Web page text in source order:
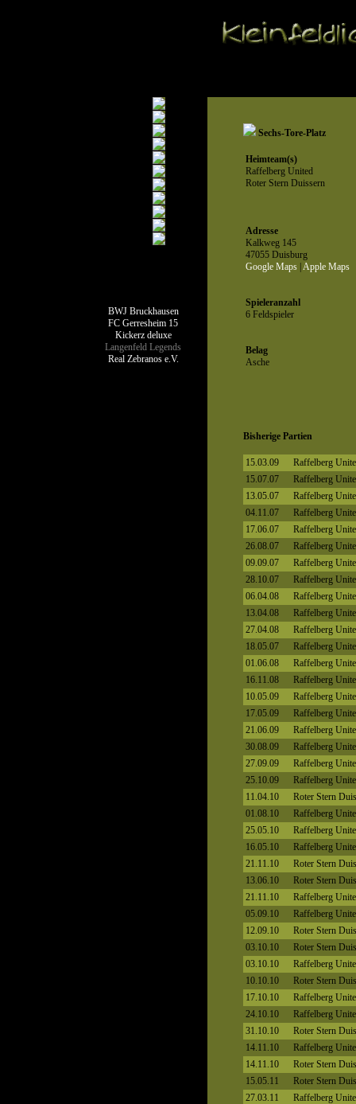
BWJ Bruckhausen
FC Gerresheim 15
Kickerz deluxe
Langenfeld Legends
Real Zebranos e.V.
Sechs-Tore-Platz
Heimteam(s)
Raffelberg United
Roter Stern Duissern
Adresse
Kalkweg 145
47055 Duisburg
Google Maps| Apple Maps
Spieleranzahl
6 Feldspieler
Belag
Asche
Bisherige Partien
15.03.09
Raffelberg
15.07.07
Raffelberg
13.05.07
Raffelberg
04.11.07
Raffelberg
17.06.07
Raffelberg
26.08.07
Raffelberg
09.09.07
Raffelberg
28.10.07
Raffelberg
06.04.08
Raffelberg
13.04.08
Raffelberg
27.04.08
Raffelberg
18.05.07
Raffelberg
01.06.08
Raffelberg
16.11.08
Raffelberg
10.05.09
Raffelberg
17.05.09
Raffelberg
21.06.09
Raffelberg
30.08.09
Raffelberg
27.09.09
Raffelberg
25.10.09
Raffelberg
11.04.10
Roter Stern
01.08.10
Raffelberg
25.05.10
Raffelberg
16.05.10
Raffelberg
21.11.10
Roter Stern
13.06.10
Roter Stern
21.11.10
Raffelberg
05.09.10
Raffelberg
12.09.10
Roter Stern
03.10.10
Roter Stern
03.10.10
Raffelberg
10.10.10
Roter Stern
17.10.10
Raffelberg
24.10.10
Raffelberg
31.10.10
Roter Stern
14.11.10
Raffelberg
14.11.10
Roter Stern
15.05.11
Roter Stern
27.03.11
Raffelberg